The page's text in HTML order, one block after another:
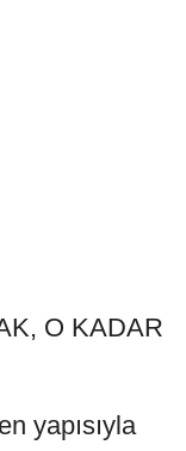
O KADAR
yapısıyla